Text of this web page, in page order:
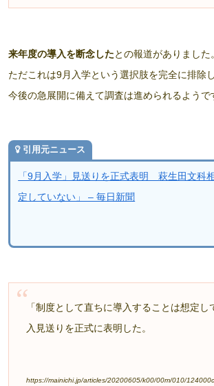
来年度の導入を断念したとの報道がありました。
ただこれは9月入学という選択肢を完全に排除
今後の急展開に備えて調査は進められるようで
引用元ニュース
「9月入学」見送りを正式表明 萩生田文科
定していない」 – 毎日新聞
「制度として直ちに導入することは想定し
入見送りを正式に表明した。
https://mainichi.jp/articles/20200605/k00/00m/010/124000c